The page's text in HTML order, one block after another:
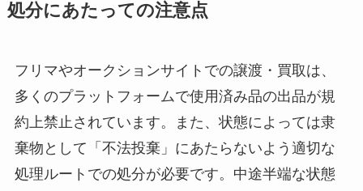
処分にあたっての注意点
フリマやオークションサイトでの譲渡・買取は、
多くのプラットフォームで使用済み品の出品が規
約上禁止されています。また、状態によっては隶
棄物として「不法投棄」にあたらないよう適切な
処理ルートでの処分が必要です。中途半端な状態